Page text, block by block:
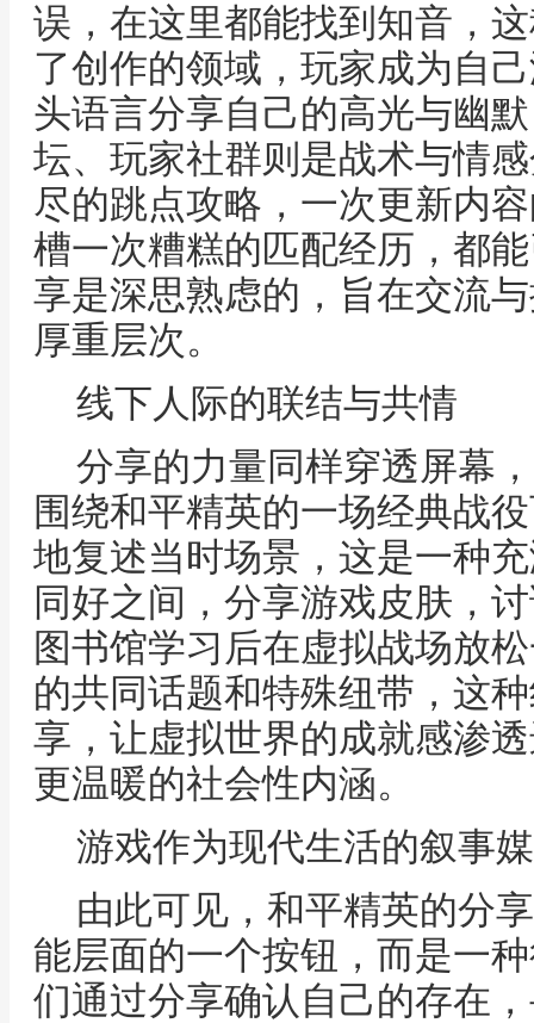
误，在这里都能找到知音，
了创作的领域，玩家成为自
头语言分享自己的高光与幽
坛、玩家社群则是战术与情
尽的跳点攻略，一次更新内
槽一次糟糕的匹配经历，都
享是深思熟虑的，旨在交流
厚重层次。
线下人际的联结与共情
分享的力量同样穿透屏幕
围绕和平精英的一场经典战
地复述当时场景，这是一种
同好之间，分享游戏皮肤，
图书馆学习后在虚拟战场放
的共同话题和特殊纽带，这
享，让虚拟世界的成就感渗
更温暖的社会性内涵。
游戏作为现代生活的叙事
由此可见，和平精英的分
能层面的一个按钮，而是一
们通过分享确认自己的存在